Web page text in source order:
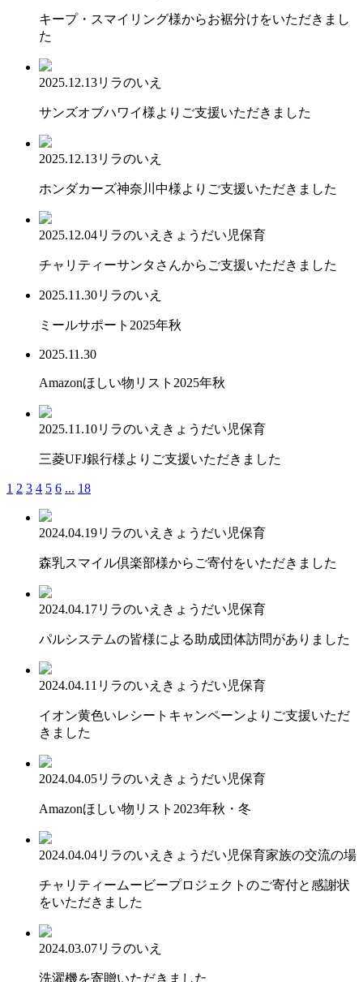
キープ・スマイリング様からお裾分けをいただきまし
た
2025.12.13リラのいえ
サンズオブハワイ様よりご支援いただきました
2025.12.13リラのいえ
ホンダカーズ神奈川中様よりご支援いただきました
2025.12.04リラのいえ きょうだい児保育
チャリティーサンタさんからご支援いただきました
2025.11.30リラのいえ
ミールサポート2025年秋
2025.11.30
Amazonほしい物リスト2025年秋
2025.11.10リラのいえ きょうだい児保育
三菱UFJ銀行様よりご支援いただきました
1 2 3 4 5 6 ... 18
2024.04.19リラのいえ きょうだい児保育
森乳スマイル倶楽部様からご寄付をいただきました
2024.04.17リラのいえ きょうだい児保育
パルシステムの皆様による助成団体訪問がありました
2024.04.11 リラのいえ きょうだい児保育
イオン黄色いレシートキャンペーンよりご支援いただ
きました
2024.04.05リラのいえ きょうだい児保育
Amazonほしい物リスト2023年秋・冬
2024.04.04リラのいえ きょうだい児保育家族の交流の場
チャリティームービープロジェクトのご寄付と感謝状
をいただきました
2024.03.07リラのいえ
洗濯機を寄贈いただきました